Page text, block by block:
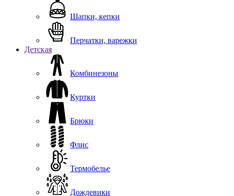
Шапки, кепки
Перчатки, варежки
Детская
Комбинезоны
Куртки
Брюки
Флис
Термобелье
Дождевики